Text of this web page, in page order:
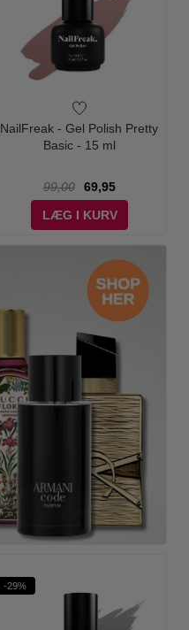
NailFreak - Gel Polish Pretty
Basic - 15 ml
99,00
69,95
LÆG I KURV
-29%